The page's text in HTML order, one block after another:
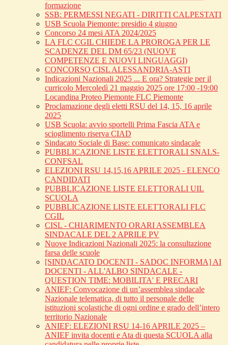
formazione
SSB: PERMESSI NEGATI - DIRITTI CALPESTATI
USB Scuola Piemonte: presidio 4 giugno
Concorso 24 mesi ATA 2024/2025
LA FLC CGIL CHIEDE LA PROROGA PER LE
SCADENZE DEL DM 65/23 (NUOVE
COMPETENZE E NUOVI LINGUAGGI)
CONCORSO CISL ALESSANDRIA-ASTI
Indicazioni Nazionali 2025 ... E ora? Strategie per il
curricolo Mercoledì 21 maggio 2025 ore 17:00 -19:00
Locandina Proteo Piemonte FLC Piemonte
Proclamazione degli eletti RSU del 14, 15, 16 aprile
2025
USB Scuola: avvio sportelli Prima Fascia ATA e
scioglimento riserva CIAD
Sindacato Sociale di Base: comunicato sindacale
PUBBLICAZIONE LISTE ELETTORALI SNALS-
CONFSAL
ELEZIONI RSU 14,15,16 APRILE 2025 - ELENCO
CANDIDATI
PUBBLICAZIONE LISTE ELETTORALI UIL
SCUOLA
PUBBLICAZIONE LISTE ELETTORALI FLC
CGIL
CISL - CHIARIMENTO ORARI ASSEMBLEA
SINDACALE DEL 2 APRILE PV
Nuove Indicazioni Nazionali 2025: la consultazione
farsa delle scuole
[SINDACATO DOCENTI - SADOC INFORMA] AI
DOCENTI - ALL'ALBO SINDACALE -
QUESTION TIME: MOBILITA' E PRECARI
ANIEF: Convocazione di un’assemblea sindacale
Nazionale telematica, di tutto il personale delle
istituzioni scolastiche di ogni ordine e grado dell’intero
territorio Nazionale
ANIEF: ELEZIONI RSU 14-16 APRILE 2025 –
ANIEF invita docenti e Ata di questa SCUOLA alla